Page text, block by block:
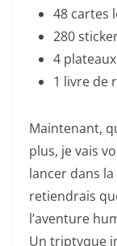
48 cartes
280
4
1 livre de
Maintenant,
plus, je vais
lancer dans
retiendrais
l’aventure
Un triptyque